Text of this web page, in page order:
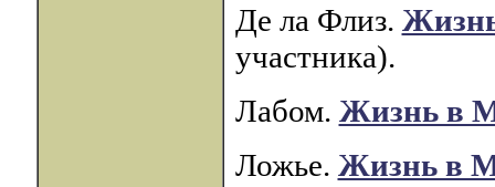
Де ла Флиз.
участника).
Лабом. Жизнь в
Ложье. Жизнь в